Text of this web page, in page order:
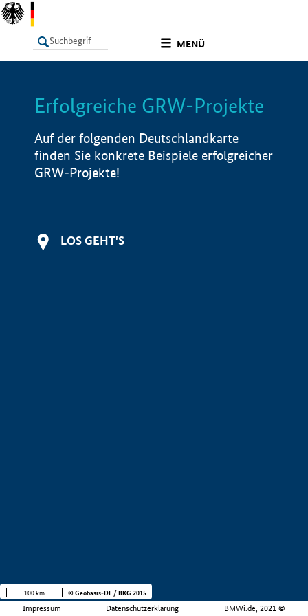
MENÜ
LISTE Info
Erfolgreiche GRW-Projekte
Auf der folgenden Deutschlandkarte
finden Sie konkrete Beispiele erfolgreicher
GRW-Projekte!
LOS GEHT'S
Impressum Datenschutzerklärung BMWi.de, 2021 ©
100 km © Geobasis-DE / BKG 2015